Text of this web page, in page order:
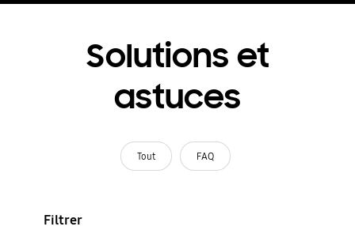
Solutions et
astuces
Tout FAQ
Filtrer